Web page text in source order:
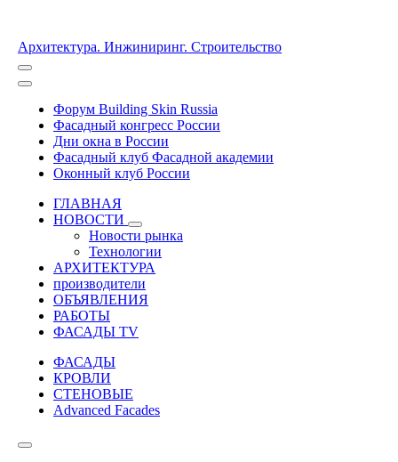
Архитектура. Инжиниринг. Строительство
Форум Building Skin Russia
Фасадный конгресс России
Дни окна в России
Фасадный клуб Фасадной академии
Оконный клуб России
ГЛАВНАЯ
НОВОСТИ
Новости рынка
Технологии
АРХИТЕКТУРА
производители
ОБЪЯВЛЕНИЯ
РАБОТЫ
ФАСАДЫ TV
ФАСАДЫ
КРОВЛИ
СТЕНОВЫЕ
Advanced Facades